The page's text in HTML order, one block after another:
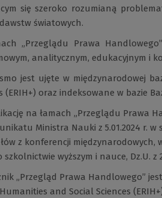
się szeroko rozumianą
światowych.
„Przeglądu Prawa
analitycznym, edukacyjnym i
jest ujęte w międzynarodowej
(ERIH+) oraz indeksowane w bazie
na łamach „Przeglądu Prawa
Ministra Nauki z 5.01.2024 r.
z konferencji międzynarodowych,
szkolnictwie wyższym i nauce, Dz.U. z
„Przegląd Prawa Handlowego”
and Social Sciences